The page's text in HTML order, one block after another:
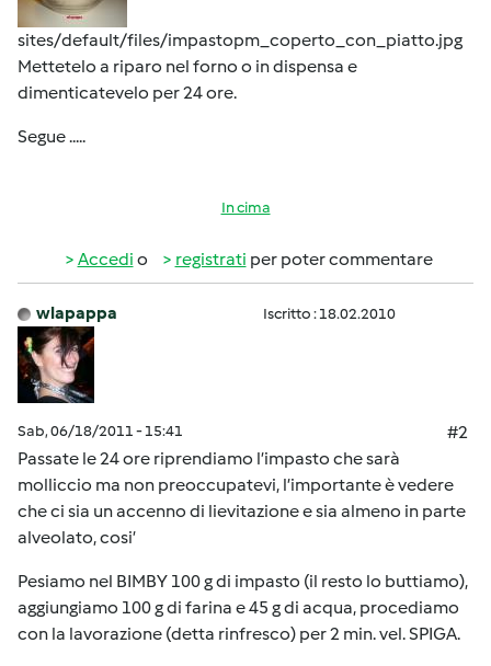
sites/default/files/impastopm_coperto_con_piatto.jpg
Mettetelo a riparo nel forno o in dispensa e
dimenticatevelo per 24 ore.
Segue .....
In cima
Accedi o registrati per poter commentare
wlapappa Iscritto : 18.02.2010
Sab, 06/18/2011 - 15:41
#2
Passate le 24 ore riprendiamo l’impasto che sarà
molliccio ma non preoccupatevi, l’importante è vedere
che ci sia un accenno di lievitazione e sia almeno in parte
alveolato, cosi’
Pesiamo nel BIMBY 100 g di impasto (il resto lo buttiamo),
aggiungiamo 100 g di farina e 45 g di acqua, procediamo
con la lavorazione (detta rinfresco) per 2 min. vel. SPIGA.